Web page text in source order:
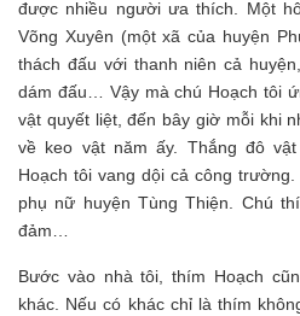
được nhiều người ưa thích. Một
Võng Xuyên (một xã của huyện
thách đấu với thanh niên cả
dám đấu… Vậy mà chú Hoạch tôi
vật quyết liệt, đến bây giờ mỗi khi
về keo vật năm ấy. Thắng đô
Hoạch tôi vang dội cả công
phụ nữ huyện Tùng Thiện. Chú
đảm…
Bước vào nhà tôi, thím Hoạch
khác. Nếu có khác chỉ là thím